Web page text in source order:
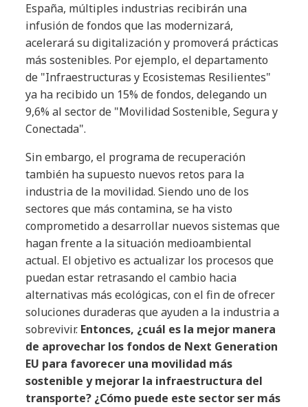
España, múltiples industrias recibirán una
infusión de fondos que las modernizará,
acelerará su digitalización y promoverá prácticas
más sostenibles. Por ejemplo, el departamento
de "Infraestructuras y Ecosistemas Resilientes"
ya ha recibido un 15% de fondos, delegando un
9,6% al sector de "Movilidad Sostenible, Segura y
Conectada".
Sin embargo, el programa de recuperación
también ha supuesto nuevos retos para la
industria de la movilidad. Siendo uno de los
sectores que más contamina, se ha visto
comprometido a desarrollar nuevos sistemas que
hagan frente a la situación medioambiental
actual. El objetivo es actualizar los procesos que
puedan estar retrasando el cambio hacia
alternativas más ecológicas, con el fin de ofrecer
soluciones duraderas que ayuden a la industria a
sobrevivir. Entonces, ¿cuál es la mejor manera
de aprovechar los fondos de Next Generation
EU para favorecer una movilidad más
sostenible y mejorar la infraestructura del
transporte? ¿Cómo puede este sector ser más